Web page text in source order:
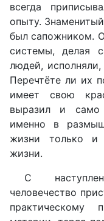
всегда
опыту.
был сапожником.
системы, делая
людей,
Перечтёте ли их
имеет свою
выразил и само
именно в
жизни только и
жизни.
С
человечество
практическому